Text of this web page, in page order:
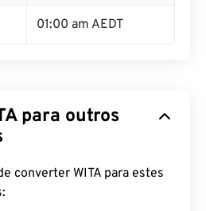
01:00 am AEDT
para outros
converter WITA para estes